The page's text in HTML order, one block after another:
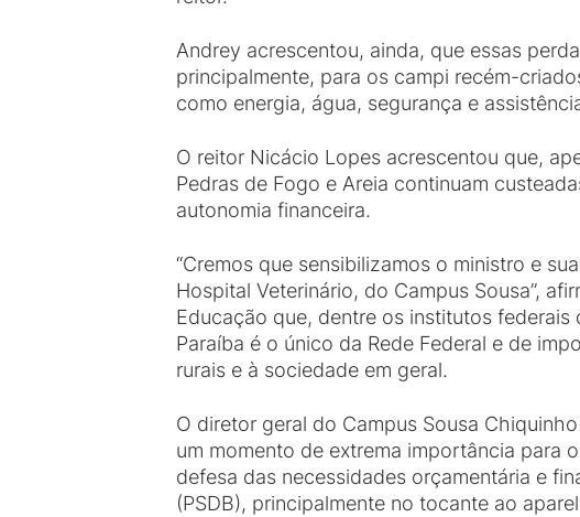
Andrey acrescentou, ainda, que essas
principalmente, para os campi recém-
como energia, água, segurança e
O reitor Nicácio Lopes acrescentou que,
Pedras de Fogo e Areia continuam
autonomia financeira.
“Cremos que sensibilizamos o ministro e
Hospital Veterinário, do Campus Sousa”,
Educação que, dentre os institutos
Paraíba é o único da Rede Federal e de
rurais e à sociedade em geral.
O diretor geral do Campus Sousa
um momento de extrema importância para
defesa das necessidades orçamentária e
(PSDB), principalmente no tocante ao